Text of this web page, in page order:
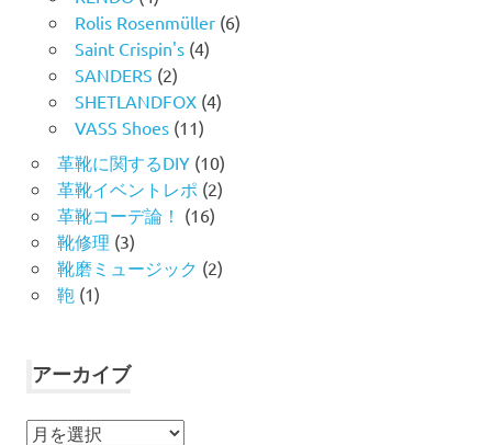
Rolis Rosenmüller(6)
Saint Crispin's(4)
SANDERS (2)
SHETLANDFOX(4)
VASS Shoes(11)
革靴に関するDIY(10)
革靴イベントレポ (2)
革靴コーデ論！ (16)
靴修理 (3)
靴磨ミュージック (2)
鞄 (1)
アーカイブ
ア